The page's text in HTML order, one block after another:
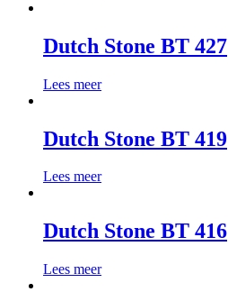
Dutch Stone BT 427
Lees meer
Dutch Stone BT 419
Lees meer
Dutch Stone BT 416
Lees meer